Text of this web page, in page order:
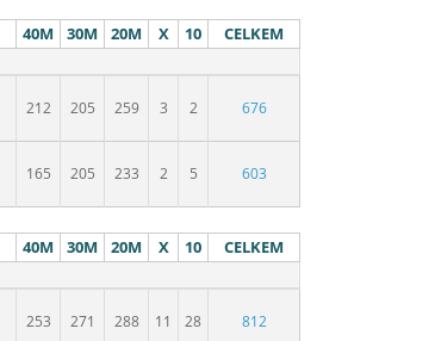
40M 30M 20M X 10 CELKEM
212 205 259 3 2 676
165 205 233 2 5 603
40M 30M 20M X 10 CELKEM
253 271 288 11 28 812